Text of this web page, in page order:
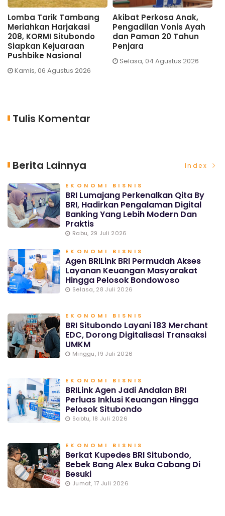
Tarik Tambang
Harjakasi
KORMI Situbondo
Kejuaraan
Nasional
Kamis, 06 Agustus 2026
Akibat Perkosa Anak,
Pengadilan Vonis Ayah
dan Paman 20 Tahun
Penjara
Selasa, 04 Agustus 2026
Tulis Komentar
Berita Lainnya Index
EKONOMI BISNIS
BRI Lumajang Perkenalkan Qita By
BRI, Hadirkan Pengalaman Digital
Banking Yang Lebih Modern Dan
Praktis
Rabu, 29 Juli 2026
EKONOMI BISNIS
Agen BRILink BRI Permudah Akses
Layanan Keuangan Masyarakat
Hingga Pelosok Bondowoso
Selasa, 28 Juli 2026
EKONOMI BISNIS
BRI Situbondo Layani 183 Merchant
EDC, Dorong Digitalisasi Transaksi
UMKM
Minggu, 19 Juli 2026
EKONOMI BISNIS
BRILink Agen Jadi Andalan BRI
Perluas Inklusi Keuangan Hingga
Pelosok Situbondo
Sabtu, 18 Juli 2026
EKONOMI BISNIS
Berkat Kupedes BRI Situbondo,
Bebek Bang Alex Buka Cabang Di
Besuki
Jumat, 17 Juli 2026